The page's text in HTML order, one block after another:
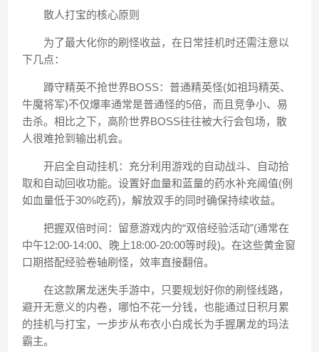
散人打宝的核心原则
为了最大化你的刷怪收益，在日常挂机时还需注意以
下几点：
蹲守精英不抢世界BOSS：普通精英怪(如祖玛精英、
牛魔将军)不仅爆率通常是普通怪的5倍，而且竞争小、易
击杀。相比之下，高阶世界BOSS往往被大行会包场，散
人很难抢到输出机会。
开启全自动挂机：充分利用游戏的自动战斗、自动拾
取和自动回收功能。设置好血量和蓝量的药水补充阈值(例
如血量低于30%吃药)，解放双手的同时确保持续收益。
把握双倍时间：留意游戏内的“双倍经验活动”(通常在
中午12:00-14:00、晚上18:00-20:00等时段)。在这些黄金窗
口期搭配经验卷轴刷怪，效率直接翻倍。
在这款屠龙迷失手游中，只要规划好你的刷怪线路，
避开无意义的内卷，哪怕不花一分钱，也能通过日积月累
的挂机与打宝，一步步从布衣小白成长为手握屠龙的玛法
霸主。